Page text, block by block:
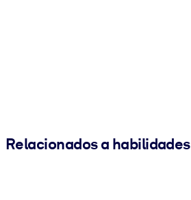
Relacionados a habilidades